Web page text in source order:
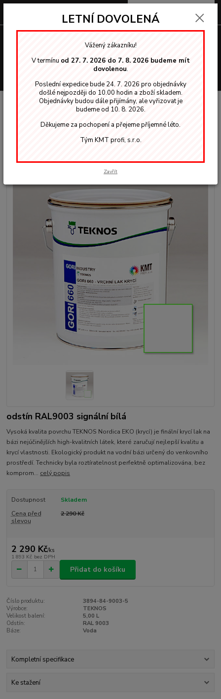
0,00 Kč
Nordica EKO - krycí
TEKNOS Nordica EKO RAL 9003 krycí barva
TEKNOS Nordica EKO RAL 9003
krycí barva 5,00 L na dřevo
odstín RAL9003 signální bílá
Vysoká kvalita povrchu TEKNOS Nordica EKO (krycí) je finální krycí lak na
bázi nejúčinějších high-kvalitních látek, které zaručují nejlepší kvalitu a
krycí vlastnosti. Ekologický produkt na vodní bázi určený do venkovního
prostředí. Technicky byla roztíratelnost perfektně optimalizována, bez
komprom... celý popis
Dostupnost
Skladem
Cena před
slevou
2 290 Kč
2 290 Kč/ks
1 893 Kč bez DPH
Přidat do košíku
Číslo produktu:
3894-84-9003-5
Výrobce:
TEKNOS
Velikost balení:
5,00 L
Odstín:
RAL 9003
Báze:
Voda
Kompletní specifikace
Ke stažení
LETNÍ DOVOLENÁ
Vážený zákazníku!
V termínu od 27. 7. 2026 do 7. 8. 2026 budeme mít
dovolenou.
Poslední expedice bude 24. 7. 2026 pro objednávky
došlé nejpozději do 10.00 hodin a zboží skladem.
Objednávky budou dále přijímány, ale vyřizovat je
budeme od 10. 8. 2026.
Děkujeme za pochopení a přejeme příjemné léto.
Tým KMT profi, s.r.o.
Zavřít